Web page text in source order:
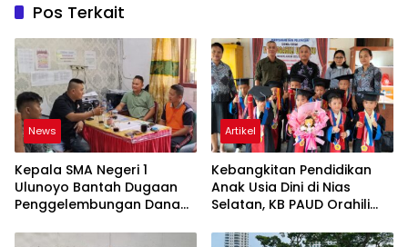
Pos Terkait
News
Kepala SMA Negeri 1
Ulunoyo Bantah Dugaan
Penggelembungan Dana
Pemberitaan Tidak Benar
Artikel
Kebangkitan Pendidikan
Anak Usia Dini di Nias
Selatan, KB PAUD Orahili
Perdana